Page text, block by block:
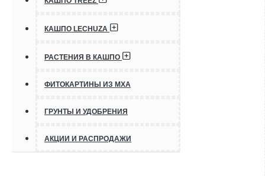
КАШПО LECHUZA
РАСТЕНИЯ В КАШПО
ФИТОКАРТИНЫ ИЗ МХА
ГРУНТЫ И УДОБРЕНИЯ
АКЦИИ И РАСПРОДАЖИ